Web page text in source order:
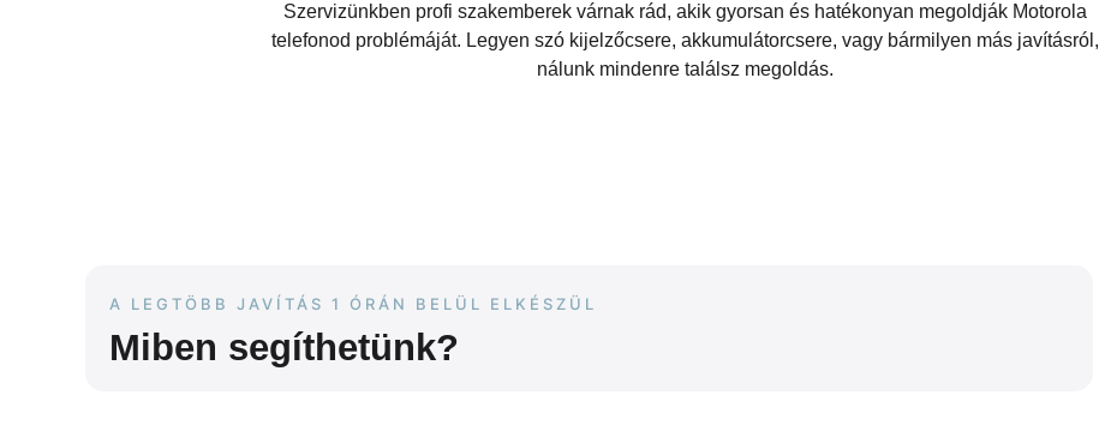
Szervizünkben profi szakemberek várnak rád, akik gyorsan és hatékonyan megoldják Motorola
telefonod problémáját. Legyen szó kijelzőcsere, akkumulátorcsere, vagy bármilyen más javításról,
nálunk mindenre találsz megoldás.
A LEGTÖBB JAVÍTÁS 1 ÓRÁN BELÜL ELKÉSZÜL
Miben segíthetünk?